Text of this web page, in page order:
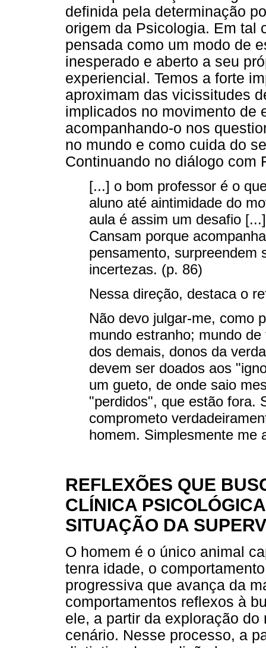
definida pela determinação
origem da Psicologia. Em tal
pensada como um modo de
inesperado e aberto a seu
experiencial. Temos a forte
aproximam das vicissitudes
implicados no movimento de
acompanhando-o nos
no mundo e como cuida do
Continuando no diálogo com
[...] o bom professor é o
aluno até aintimidade do
aula é assim um desafio
Cansam porque
pensamento, surpreendem
incertezas. (p. 86)
Nessa direção, destaca o
Não devo julgar-me, como
mundo estranho; mundo
dos demais, donos da
devem ser doados aos
um gueto, de onde saio
"perdidos", que estão fora.
comprometo
homem. Simplesmente me
REFLEXÕES QUE
CLÍNICA
SITUAÇÃO DA
O homem é o único animal
tenra idade, o
progressiva que avança da
comportamentos reflexos à
ele, a partir da exploração
cenário. Nesse processo, a